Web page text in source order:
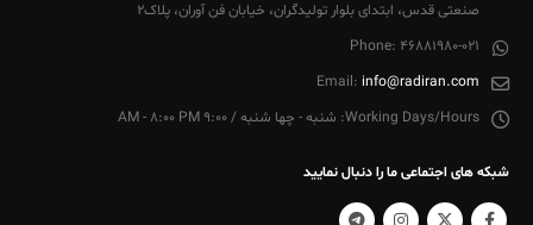
صنعتی قدس، ابتدای بلوار تولیدگران، خیابان فن آوران، پلاک2
Phone: 46881980-021
Email: info@radiran.com
Working Days/Hours: شنبه - چها شنبه / 9:00 AM - 8:00 PM
شبکه های اجتماعی ما را دنبال نمایید